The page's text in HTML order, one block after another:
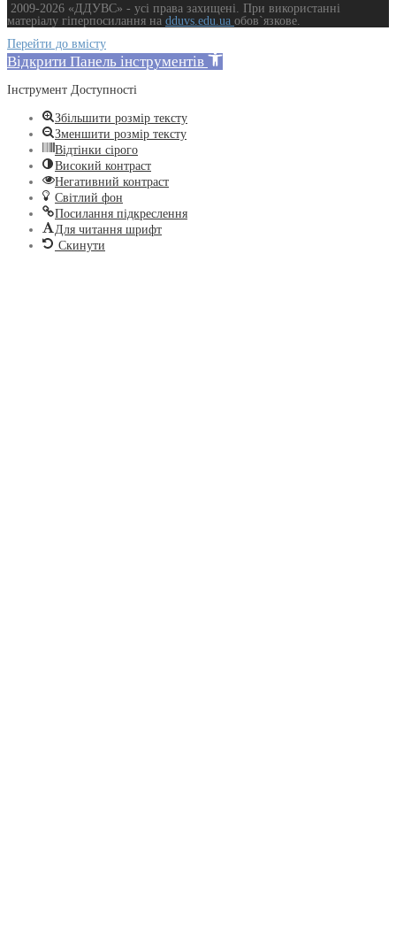
2009-2026 «ДДУВС» - усi права захищенi. При використанні
матеріалу гіперпосилання на dduvs.edu.ua обов`язкове.
Перейти до вмісту
Відкрити Панель інструментів
Інструмент Доступності
Збільшити розмір тексту
Зменшити розмір тексту
Відтінки сірого
Високий контраст
Негативний контраст
Світлий фон
Посилання підкреслення
Для читання шрифт
Скинути